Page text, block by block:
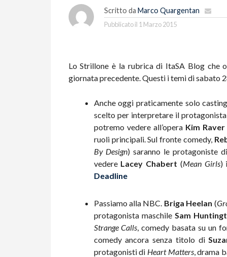
Scritto da Marco Quargentan
Pubblicato il 1 Marzo 2015
Lo Strillone è la rubrica di ItaSA Blog che
giornata precedente. Questi i temi di sabato
Anche oggi praticamente solo
scelto per interpretare il
potremo vedere all’opera Kim Raver
ruoli principali. Sul fronte comedy,
By Design) saranno le protagoniste di
vedere Lacey Chabert (Mean Girls)
Deadline
Passiamo alla NBC. Briga Heelan (
protagonista maschile Sam
Strange Calls, comedy basata su un
comedy ancora senza titolo di
protagonisti di Heart Matters, drama